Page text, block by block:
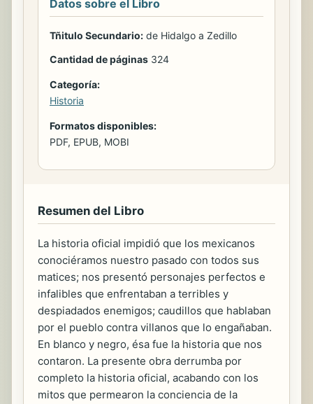
Datos sobre el Libro
Tñitulo Secundario: de Hidalgo a Zedillo
Cantidad de páginas 324
Categoría:
Historia
Formatos disponibles:
PDF, EPUB, MOBI
Resumen del Libro
La historia oficial impidió que los mexicanos
conociéramos nuestro pasado con todos sus
matices; nos presentó personajes perfectos e
infalibles que enfrentaban a terribles y
despiadados enemigos; caudillos que hablaban
por el pueblo contra villanos que lo engañaban.
En blanco y negro, ésa fue la historia que nos
contaron. La presente obra derrumba por
completo la historia oficial, acabando con los
mitos que permearon la conciencia de la